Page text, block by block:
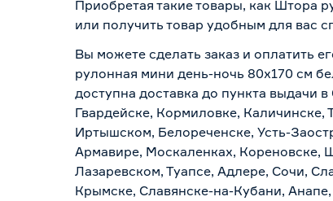
Приобретая такие товары, как Штора
или получить товар удобным для вас
Вы можете сделать заказ и оплатить
рулонная мини день-ночь 80х170 см
доступна доставка до пункта выдачи
Гвардейске, Кормиловке,
Иртышском, Белореченске, Усть-
Армавире, Москаленках, Кореновске,
Лазаревском, Туапсе, Адлере, Сочи,
Крымске, Славянске-на-Кубани,